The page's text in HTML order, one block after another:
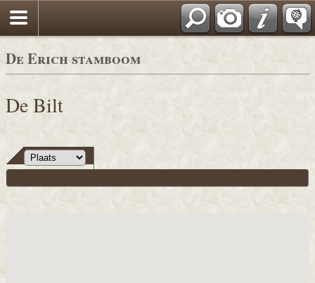
De Erich stamboom
De Bilt